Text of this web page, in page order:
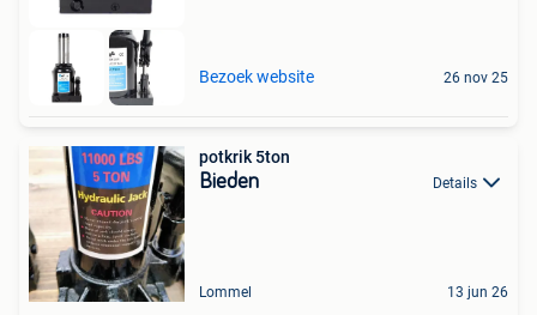
Bezoek website 26 nov 25
potkrik 5ton
Bieden Details
Lommel 13 jun 26